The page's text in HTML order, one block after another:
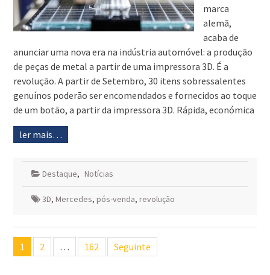
marca
alemã,
acaba de
anunciar uma nova era na indústria automóvel: a produção
de peças de metal a partir de uma impressora 3D. É a
revolução. A partir de Setembro, 30 itens sobressalentes
genuínos poderão ser encomendados e fornecidos ao toque
de um botão, a partir da impressora 3D. Rápida, económica
ler mais…
Destaque, Notícias
3D, Mercedes, pós-venda, revolução
Navegação
de
1 2 … 162 Seguinte